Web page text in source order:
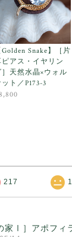
Golden Snake】［片
ピアス・イヤリン
］天然水晶×ウォル
ット／P173-3
217 1